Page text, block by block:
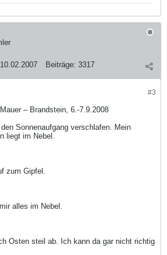
10.02.2007 Beiträge: 3317
#3
– Brandstein, 6.-7.9.2008
Sonnenaufgang verschlafen. Mein
liegt im Nebel.
zum Gipfel.
alles im Nebel.
Osten steil ab. Ich kann da gar nicht richtig